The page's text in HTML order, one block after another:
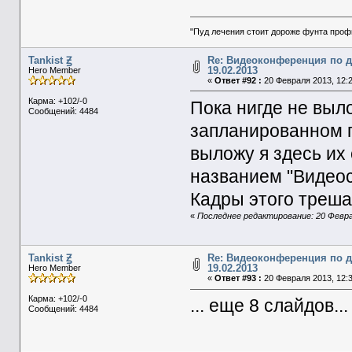
"Пуд лечения стоит дороже фунта
Tankist Ꙃ
Hero Member
Карма: +102/-0
Сообщений: 4484
Re: Видеоконференция по
19.02.2013
« Ответ #92 : 20 Февраля 2013,
Пока нигде не
выложу я здесь
названием
Кадры этого
«Последнее редактирование: 20
Tankist Ꙃ
Hero Member
Карма: +102/-0
Сообщений: 4484
Re: Видеоконференция по
19.02.2013
« Ответ #93 : 20 Февраля 2013,
... еще 8 слайдов...